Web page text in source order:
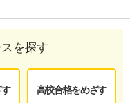
を探す
高校合格をめざす